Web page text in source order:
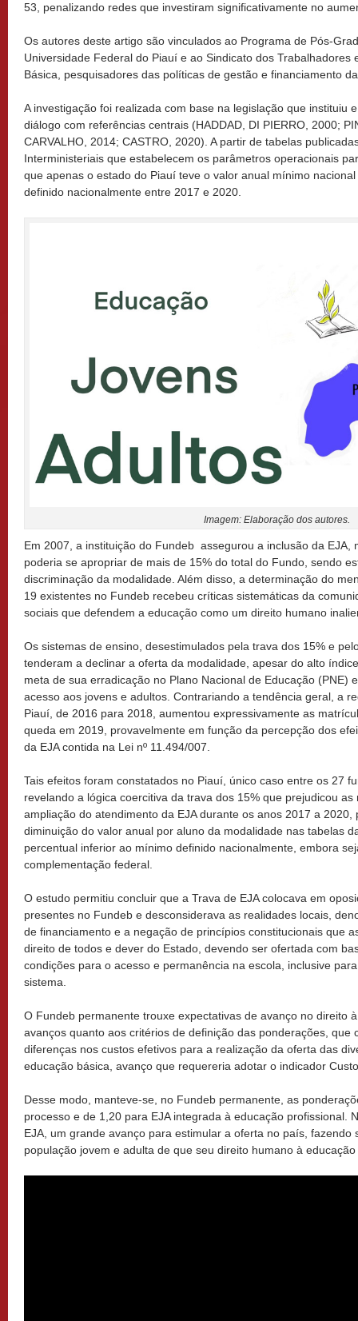
53, penalizando redes que investiram significativamente no
Os autores deste artigo são vinculados ao Programa de Pós-
Universidade Federal do Piauí e ao Sindicato dos Trabalhadores
Básica, pesquisadores das políticas de gestão e financiamento
A investigação foi realizada com base na legislação que instituiu
diálogo com referências centrais (HADDAD, DI PIERRO, 2000;
CARVALHO, 2014; CASTRO, 2020). A partir de tabelas
Interministeriais que estabelecem os parâmetros operacionais
que apenas o estado do Piauí teve o valor anual mínimo
definido nacionalmente entre 2017 e 2020.
Imagem: Elaboração dos autores.
Em 2007, a instituição do Fundeb assegurou a inclusão da EJA,
poderia se apropriar de mais de 15% do total do Fundo, sendo
discriminação da modalidade. Além disso, a determinação do
19 existentes no Fundeb recebeu críticas sistemáticas da
sociais que defendem a educação como um direito humano
Os sistemas de ensino, desestimulados pela trava dos 15% e
tenderam a declinar a oferta da modalidade, apesar do alto
meta de sua erradicação no Plano Nacional de Educação (PNE)
acesso aos jovens e adultos. Contrariando a tendência geral, a
Piauí, de 2016 para 2018, aumentou expressivamente as
queda em 2019, provavelmente em função da percepção dos
da EJA contida na Lei nº 11.494/007.
Tais efeitos foram constatados no Piauí, único caso entre os 27
revelando a lógica coercitiva da trava dos 15% que prejudicou
ampliação do atendimento da EJA durante os anos 2017 a
diminuição do valor anual por aluno da modalidade nas tabelas
percentual inferior ao mínimo definido nacionalmente, embora
complementação federal.
O estudo permitiu concluir que a Trava de EJA colocava em
presentes no Fundeb e desconsiderava as realidades locais,
de financiamento e a negação de princípios constitucionais que
direito de todos e dever do Estado, devendo ser ofertada com
condições para o acesso e permanência na escola, inclusive
sistema.
O Fundeb permanente trouxe expectativas de avanço no direito
avanços quanto aos critérios de definição das ponderações, que
diferenças nos custos efetivos para a realização da oferta das
educação básica, avanço que requereria adotar o indicador
Desse modo, manteve-se, no Fundeb permanente, as
processo e de 1,20 para EJA integrada à educação profissional.
EJA, um grande avanço para estimular a oferta no país, fazendo
população jovem e adulta de que seu direito humano à